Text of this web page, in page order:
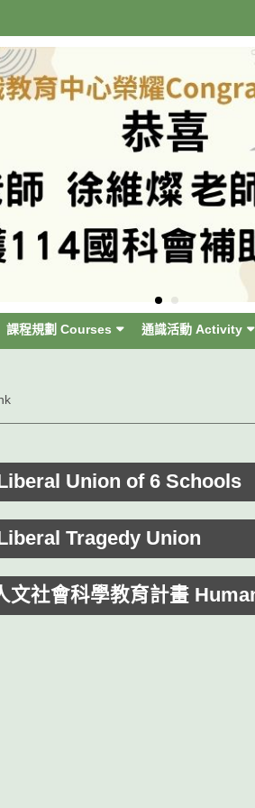
課程規劃 Courses 通識活動 Activity
Union of 6 Schools
Tragedy Union
文社會科學教育計畫